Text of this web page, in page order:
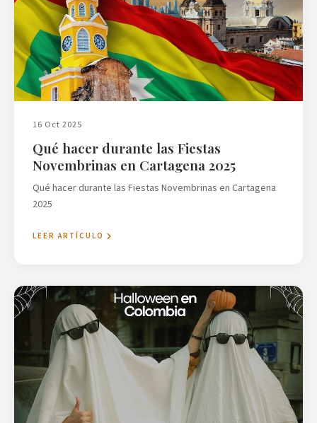
16 Oct 2025
Qué hacer durante las Fiestas
Novembrinas en Cartagena 2025
Qué hacer durante las Fiestas Novembrinas en Cartagena
2025
LEER ARTÍCULO